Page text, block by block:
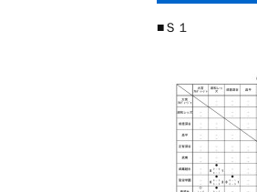
■Ｓ１